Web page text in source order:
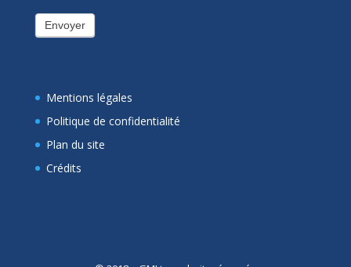
Envoyer
Mentions légales
Politique de confidentialité
Plan du site
Crédits